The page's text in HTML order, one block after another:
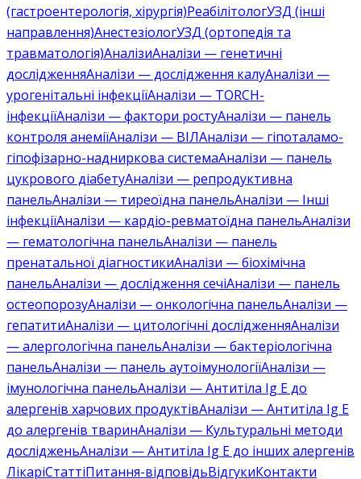
(гастроентерологія, хірургія)РеабілітологУЗД (інші
направлення)АнестезіологУЗД (ортопедія та
травматологія)АналізиАналізи — генетичні
дослідженняАналізи — дослідження калуАналізи —
урогенітальні інфекціїАналізи — TORCH-
інфекціїАналізи — фактори ростуАналізи — панель
контроля анеміїАналізи — ВІЛАналізи — гіпоталамо-
гіпофізарно-надниркова системаАналізи — панель
цукрового діабетуАналізи — репродуктивна
панельАналізи — тиреоїдна панельАналізи — Інші
інфекціїАналізи — кардіо-ревматоїдна панельАналізи
— гематологічна панельАналізи — панель
пренатальної діагностикиАналізи — біохімічна
панельАналізи — дослідження сечіАналізи — панель
остеопорозуАналізи — онкологічна панельАналізи —
гепатитиАналізи — цитологічні дослідженняАналізи
— алергологічна панельАналізи — бактеріологічна
панельАналізи — панель аутоімунологіїАналізи —
імунологічна панельАналізи — Антитіла Ig E до
алергенів харчових продуктівАналізи — Антитіла Ig E
до алергенів тваринАналізи — Культуральні методи
дослідженьАналізи — Антитіла Ig E до інших алергенів
ЛікаріСтаттіПитання-відповідьВідгукиКонтакти